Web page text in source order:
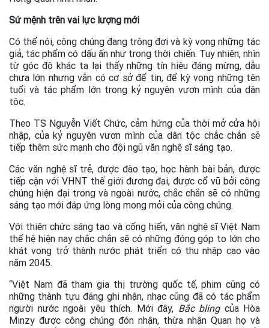
Sứ mệnh trên vai lực lượng mới
Có thể nói, công chúng đang trông đợi và kỳ vọng những tác
giả, tác phẩm có dấu ấn như trong thời chiến. Tuy nhiên, nhìn
từ góc độ khác ta lại thấy những tín hiệu đáng mừng, dẫu
chưa lớn nhưng vẫn có cơ sở để tin, để kỳ vọng những tên
tuổi và tác phẩm lớn trong kỷ nguyên vươn mình của dân
tộc.
Theo TS Nguyễn Viết Chức, cảm hứng của thời mở cửa hội
nhập, của kỷ nguyên vươn mình của dân tộc chắc chắn sẽ
tiếp thêm sức mạnh cho đội ngũ văn nghệ sĩ sáng tạo.
Các văn nghệ sĩ trẻ, được đào tạo, học hành bài bản, được
tiếp cận với VHNT thế giới đương đại, được cổ vũ bởi công
chúng hiện đại trong và ngoài nước, chắc chắn sẽ có những
sáng tạo mới đáp ứng lòng mong mỏi của công chúng.
Với thiên chức sáng tạo và cống hiến, văn nghệ sĩ Việt Nam
thế hệ hiện nay chắc chắn sẽ có những đóng góp to lớn cho
khát vọng trở thành nước phát triển có thu nhập cao vào
năm 2045.
“Việt Nam đã tham gia thị trường quốc tế, phim cũng có
những thành tựu đáng ghi nhận, nhạc cũng đã có tác phẩm
người nước ngoài yêu thích. Mới đây, Bắc bling của Hòa
Minzy được công chúng đón nhận, thừa nhận Quan họ và